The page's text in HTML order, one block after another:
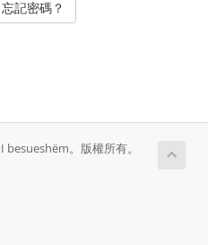
忘記密碼？
。版權所有。